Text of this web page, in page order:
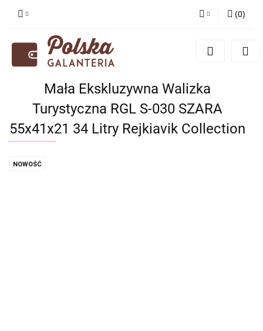
Zaloguj się
(0)
Mała Ekskluzywna Walizka
Turystyczna RGL S-030 SZARA
55x41x21 34 Litry Rejkiavik Collection
NOWOŚĆ